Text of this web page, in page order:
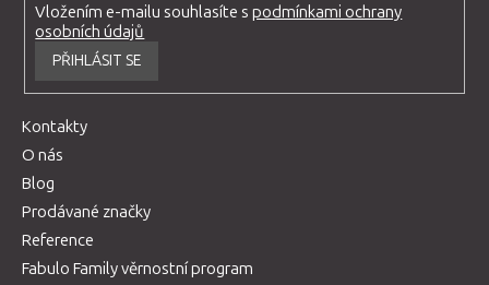
Vložením e-mailu souhlasíte spodmínkami ochrany
osobních údajů
PŘIHLÁSIT SE
Kontakty
O nás
Blog
Prodávané značky
Reference
Fabulo Family věrnostní program